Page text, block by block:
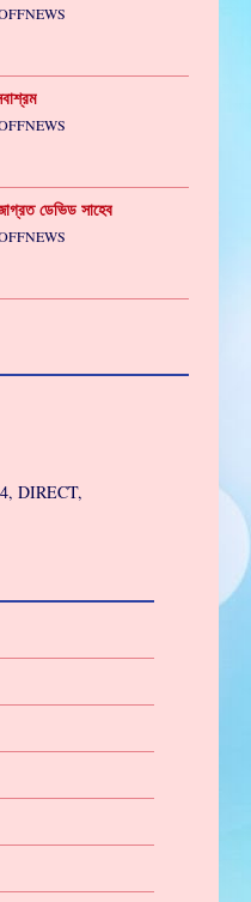
ডেভিড সাহেব
DIRECT,